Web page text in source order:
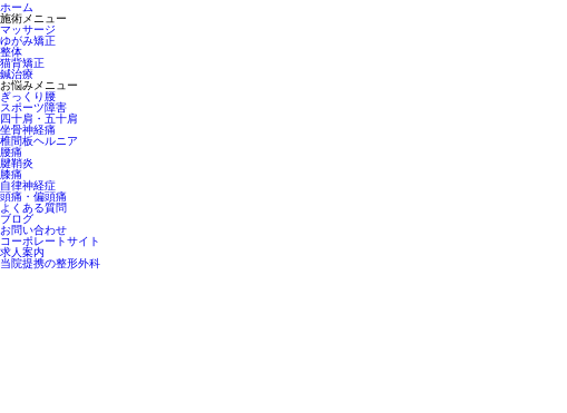
ホーム
施術メニュー
マッサージ
ゆがみ矯正
整体
猫背矯正
鍼治療
お悩みメニュー
ぎっくり腰
スポーツ障害
四十肩・五十肩
坐骨神経痛
椎間板ヘルニア
腰痛
腱鞘炎
膝痛
自律神経症
頭痛・偏頭痛
よくある質問
ブログ
お問い合わせ
コーポレートサイト
求人案内
当院提携の整形外科